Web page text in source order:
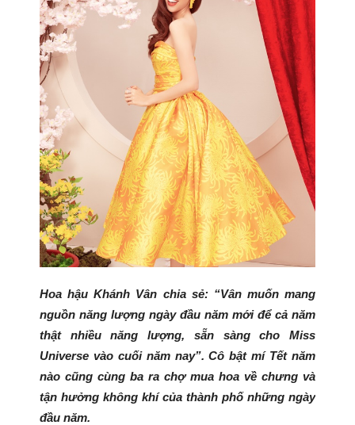
Hoa hậu Khánh Vân chia sẻ: “Vân muốn mang
nguồn năng lượng ngày đầu năm mới để cả năm
thật nhiều năng lượng, sẵn sàng cho Miss
Universe vào cuối năm nay”. Cô bật mí Tết năm
nào cũng cùng ba ra chợ mua hoa về chưng và
tận hưởng không khí của thành phố những ngày
đầu năm.